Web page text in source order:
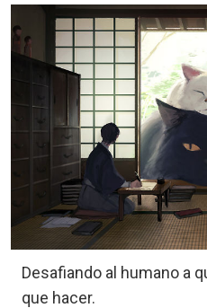
Desafiando al humano a
que hacer.